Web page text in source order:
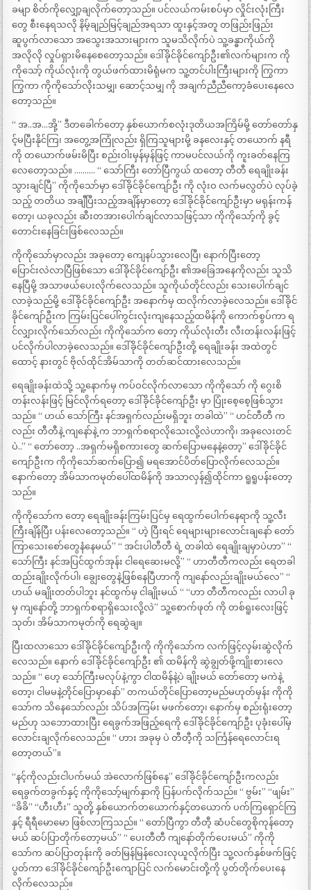
ခမျာ စိတ်ကိုလျှော့ချလိုက်တော့သည်။ ပင်လယ်ကမ်းစပ်မှာ လှိုင်းလုံးကြီး
တွေ စီးနေရသလို နိမ့်ချည်မြင့်ချည်အရသာ ထူးနှင့်အတူ တဖြည်းဖြည်း
ဆူပွက်လာသော အသွေးအသားများက သူမသိလိုက်ပဲ သူ့ခန္ဓာကိုယ်ကို
အလိုလို လှုပ်ရှားမိနေစေတော့သည်။ ဒေါ်ခိုင်ခိုင်ကျော်ဦး၏လက်များက ကို
ကိုသော့် ကိုယ်လုံးကို တွယ်ဖက်ထားမိရုံမက သူ့တင်ပါးကြီးများကို ကြွကာ
ကြွကာ ကိုကိုသော်လိုးသမျှ၊ ဆောင့်သမျှ ကို အချက်ညီညီကော့ခံပေးနေလေ
တော့သည်။
“ အ..အ…အို့” ဒီတခေါက်တော့ နှစ်ယောက်စလုံးဒုတိယအကြိမ်မို့ တော်တော်နှ
င့်မပြီးနိုင်ကြ၊ အတွေ့အကြုံလည်း ရှိကြသူများမို့ ခနလေးနှင့် တယောက် နရီ
ကို တယောက်ဖမ်းမိပြီး စည်းဝါးမှန်မှန်ဖြင့် ကာမပင်လယ်ကို ကူးခတ်နေကြ
လေတော့သည်။ ………. “ သော်ကြီး တော်ပြီကွယ် ထတော့ တီတီ ရေချိုးခန်း
သွားချင်ပြီ” ကိုကိုသော်မှာ ဒေါ်ခိုင်ခိုင်ကျော်ဦး ကို လုံးဝ လက်မလွတ်ပဲ လုပ်ခဲ့
သည့် တတိယ အချီပြီးသည့်အချိန်မှာတော့ ဒေါ်ခိုင်ခိုင်ကျော်ဦးမှာ မရုန်းကန်
တော့၊ ယခုလည်း ဆီးတအားပေါက်ချင်လာသဖြင့်သာ ကိုကိုသော့်ကို ခွင့်
တောင်းနေခြင်းဖြစ်လေသည်။
ကိုကိုသော်မှာလည်း အခုတော့ ကျေနပ်သွားလေပြီ၊ နောက်ပြီးတော့
ပြောင်းလဲလာပြီဖြစ်သော ဒေါ်ခိုင်ခိုင်ကျော်ဦး ၏အခြေအနေကိုလည်း သူသိ
နေပြီမို့ အသာဖယ်ပေးလိုက်လေသည်။ သူကိုယ်တိုင်လည်း သေးပေါက်ချင်
လာခဲ့သည်မို့ ဒေါ်ခိုင်ခိုင်ကျော်ဦး အနောက်မှ ထလိုက်လာခဲ့လေသည်။ ဒေါ်ခိုင်
ခိုင်ကျော်ဦးက ကြမ်းပြင်ပေါ်ကွင်းလုံးကျနေသည့်ထမိန်ကို ကောက်စွပ်ကာ ရ
င်လျှားလိုက်သော်လည်း ကိုကိုသော်က တော့ ကိုယ်လုံးတီး လီးတန်းလန်းဖြင့်
ပင်လိုက်ပါလာခဲ့လေသည်။ ဒေါ်ခိုင်ခိုင်ကျော်ဦးတို့ ရေချိုးခန်း အထဲတွင်
ထောင့် နားတွင် ဗိုလ်ထိုင်အိမ်သာကို တတ်ဆင်ထားလေသည်။
ရေချိုးခန်းထဲသို့ သူ့နောက်မှ ကပ်ဝင်လိုက်လာသော ကိုကိုသော် ကို ဂွေးစိ
တန်းလန်းဖြင့် မြင်လိုက်ရတော့ ဒေါ်ခိုင်ခိုင်ကျော်ဦး မှာ ပြုံးစေ့စေ့ဖြစ်သွား
သည်။ “ ဟယ် သော်ကြီး နင်အရှက်လည်းမရှိဘူး တခါထဲ” “ ဟင်တီတီ က
လည်း တီတီနဲ့ ကျနော်နဲ့ က ဘာရှက်စရာလိုသေးလို့လဲဟာကို၊ အခုလေးတင်
ပဲ..” “ တော်တော့ ..အရှက်မရှိစကားတွေ ဆက်ပြောမနေနဲ့တော့” ဒေါ်ခိုင်ခိုင်
ကျော်ဦးက ကိုကိုသော်ဆက်ပြော၍ မရအောင်ပိတ်ပြောလိုက်လေသည်။
နောက်တော့ အိမ်သာကမုတ်ပေါ်ထမိန်ကို အသာလှန်၍ထိုင်ကာ ရူရူပန်းတော့
သည်။
ကိုကိုသော်က တော့ ရေချိုးခန်းကြမ်းပြင်မှ ရေထွက်ပေါက်နေရာကို သူ့လီး
ကြီးချိန်ပြီး ပန်းလေတော့သည်။ “ ဟဲ့ ပြီးရင် ရေများများလောင်းချနော် တော်
ကြာသေးစော်တွေနံနေမယ်” “ အင်းပါတီတီ ရဲ့ တခါထဲ ရေချိုးချမှာပဲဟာ” “
သော်ကြီး နင်အပြင်ထွက်အုန်း ငါရေဆေးမလို့” “ ဟာတီတီကလည်း ရေတခါ
ထည်းချိုးလိုက်ပါ၊ ချွေးတွေနဲ့ဖြစ်နေပြီဟာကို ကျနော်လည်းချိုးမယ်လေ” “
ဟယ် မချိုးတတ်ပါဘူး နင်ထွက်မှ ငါချိုးမယ် “ “ဟာ တီတီကလည်း လာပါ ခု
မှ ကျနော်တို့ ဘာရှက်စရာရှိသေးလို့လဲ” သူ့စောက်ဖုတ် ကို တစ်ရူးလေးဖြင့်
သုတ်၊ အိမ်သာကမုတ်ကို ရေဆွဲချ။
ပြီးထလာသော ဒေါ်ခိုင်ခိုင်ကျော်ဦးကို ကိုကိုသော်က လက်ဖြင့်လှမ်းဆွဲလိုက်
လေသည်။ နောက် ဒေါ်ခိုင်ခိုင်ကျော်ဦး ၏ ထမိန်ကို ဆွဲချွတ်ဖို့ကျိုးစားလေ
သည်။ “ ဟေ့ သော်ကြီးမလုပ်နဲ့ကွာ ငါထမိန်နဲ့ပဲ ချိုးမယ် တော်တော့ မကဲနဲ့
တော့၊ ငါမမနဲ့တိုင်ပြောမှာနော်” တကယ်တိုင်ပြောတော့မည်မဟုတ်မှန်း ကိုကို
သော်က သိနေသော်လည်း သိပ်အကြမ်း မဖက်တော့၊ နောက်မှ စည်းရုံးတော့
မည်ဟု သဘောထားပြီး ရေခွက်အဖြည့်ရေကို ဒေါ်ခိုင်ခိုင်ကျော်ဦး ပုခုံးပေါ်မှ
လောင်းချလိုက်လေသည်။ “ ဟား အခုမှ ပဲ တီတီ့ကို သင်္ကြန်ရေလောင်းရ
တော့တယ်”။
“နင့်ကိုလည်းငါပက်မယ် အဲလောက်ဖြစ်နေ” ဒေါ်ခိုင်ခိုင်ကျော်ဦးကလည်း
ရေခွက်တခွက်နှင့် ကိုကိုသော့်မျက်နှာကို ပြန်ပက်လိုက်သည်။ “ ဗွမ်း” “ဖျမ်း”
“ခိခိ” “ဟီးဟီး” သူတို့ နှစ်ယောက်တယောက်နှင့်တယောက် ပက်ကြရှောင်ကြ
နှင့် ရီရီမောမော ဖြစ်လာကြသည်။ “ တော်ပြီကွာ တီတီ့ ဆံပင်တွေစိုကုန်တော့
မယ် ဆပ်ပြာတိုက်တော့မယ်” “ ပေးတီတီ ကျနော်တိုက်ပေးမယ်” ကိုကို
သော်က ဆပ်ပြာတုန်းကို ခတ်မြန်မြန်လေးလုယူလိုက်ပြီး သူ့လက်နှစ်ဖက်ဖြင့်
ပွတ်ကာ ဒေါ်ခိုင်ခိုင်ကျော်ဦးကျောပြင် လက်မောင်းတို့ကို ပွတ်တိုက်ပေးနေ
လိုက်လေသည်။